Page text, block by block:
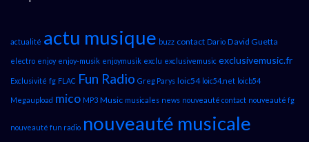
actualité actu musique buzz contact Dario David Guetta
electro enjoy enjoy-musik enjoymusik exclu exclusivemusic exclusivemusic.fr
Exclusivité fg FLAC Fun Radio Greg Parys loic54 loic54.net loicb54
Megaupload mico MP3 Music musicales news nouveauté contact nouveauté fg
nouveauté fun radio nouveauté musicale